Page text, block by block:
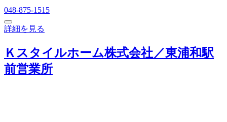
048-875-1515
詳細を見る
Ｋスタイルホーム株式会社／東浦和駅
前営業所